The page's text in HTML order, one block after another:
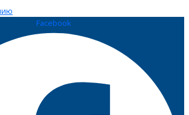
Facebook